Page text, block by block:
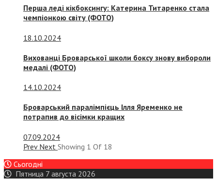
Перша леді кікбоксингу: Катерина Титаренко стала
чемпіонкою світу (ФОТО)
18.10.2024
Вихованці Броварської школи боксу знову вибороли
медалі (ФОТО)
14.10.2024
Броварський паралімпієць Ілля Яременко не
потрапив до вісімки кращих
07.09.2024
Prev Next Showing 1 Of 18
Сьогодні
Пятница 7 августа 2026